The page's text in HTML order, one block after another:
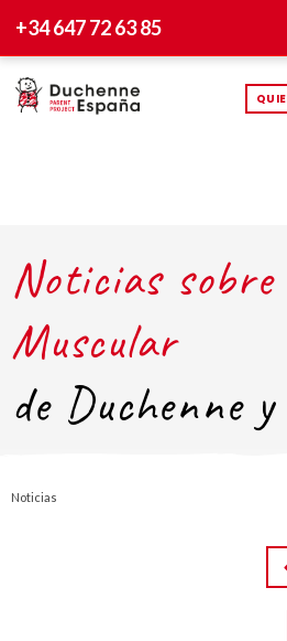
+34 647 72 63 85
Noticias
Muscular
de Duchenne
Noticias